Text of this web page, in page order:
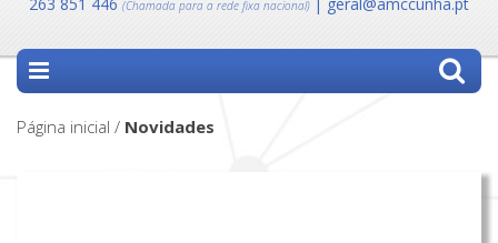
(Chamada para a rede fixa nacional)
Página inicial / Novidades